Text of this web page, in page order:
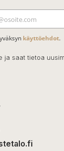
käyttöehdot.
ja saat tietoa